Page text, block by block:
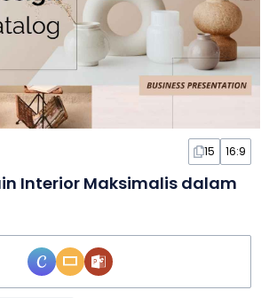
15 16:9
Interior Maksimalis dalam